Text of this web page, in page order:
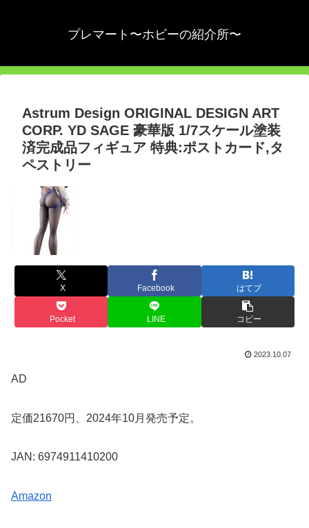
プレマート〜ホビーの紹介所〜
Astrum Design ORIGINAL DESIGN ART
CORP. YD SAGE 豪華版 1/7スケール塗装
済完成品フィギュア 特典:ポストカード,タ
ペストリー
X Facebook はてブ
Pocket LINE コピー
2023.10.07
AD
定価21670円、2024年10月発売予定。
JAN: 6974911410200
Amazon